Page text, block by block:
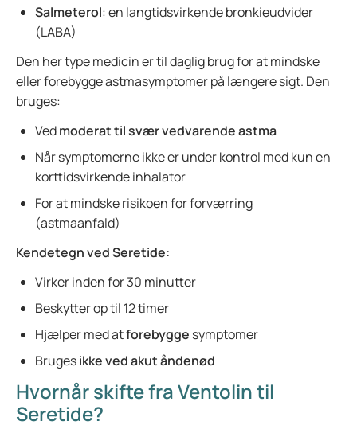
Salmeterol: en langtidsvirkende bronkieudvider
(LABA)
Den her type medicin er til daglig brug for at mindske
eller forebygge astmasymptomer på længere sigt. Den
bruges:
Vedmoderat til svær vedvarende astma
Når symptomerne ikke er under kontrol med kun en
korttidsvirkende inhalator
For at mindske risikoen for forværring
(astmaanfald)
Kendetegn ved Seretide:
Virker inden for 30 minutter
Beskytter op til 12 timer
Hjælper med atforebygge symptomer
Brugesikke ved akut åndenød
Hvornår skifte fra Ventolin til
Seretide?